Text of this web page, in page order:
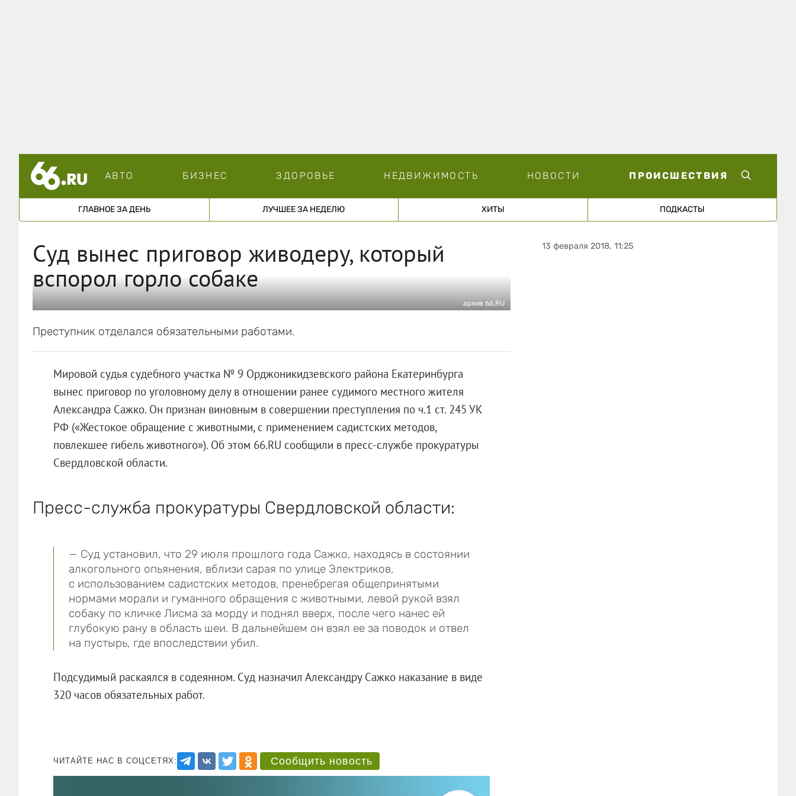
АВТО БИЗНЕС ЗДОРОВЬЕ НЕДВИЖИМОСТЬ НОВОСТИ ПРОИСШЕСТВИЯ
ГЛАВНОЕ ЗА ДЕНЬ ЛУЧШЕЕ ЗА НЕДЕЛЮ ХИТЫ ПОДКАСТЫ
Суд вынес приговор живодеру, который
вспорол горло собаке
архив 66.RU
Преступник отделался обязательными работами.
Мировой судья судебного участка № 9 Орджоникидзевского района Екатеринбурга
вынес приговор по уголовному делу в отношении ранее судимого местного жителя
Александра Сажко. Он признан виновным в совершении преступления по ч.1 ст. 245 УК
РФ («Жестокое обращение с животными, с применением садистских методов,
повлекшее гибель животного»). Об этом 66.RU сообщили в пресс-службе прокуратуры
Свердловской области.
Пресс-служба прокуратуры Свердловской области:
— Суд установил, что 29 июля прошлого года Сажко, находясь в состоянии
алкогольного опьянения, вблизи сарая по улице Электриков,
с использованием садистских методов, пренебрегая общепринятыми
нормами морали и гуманного обращения с животными, левой рукой взял
собаку по кличке Лисма за морду и поднял вверх, после чего нанес ей
глубокую рану в область шеи. В дальнейшем он взял ее за поводок и отвел
на пустырь, где впоследствии убил.
Подсудимый раскаялся в содеянном. Суд назначил Александру Сажко наказание в виде
320 часов обязательных работ.
ЧИТАЙТЕ НАС В СОЦСЕТЯХ: Сообщить новость
13 февраля 2018, 11:25